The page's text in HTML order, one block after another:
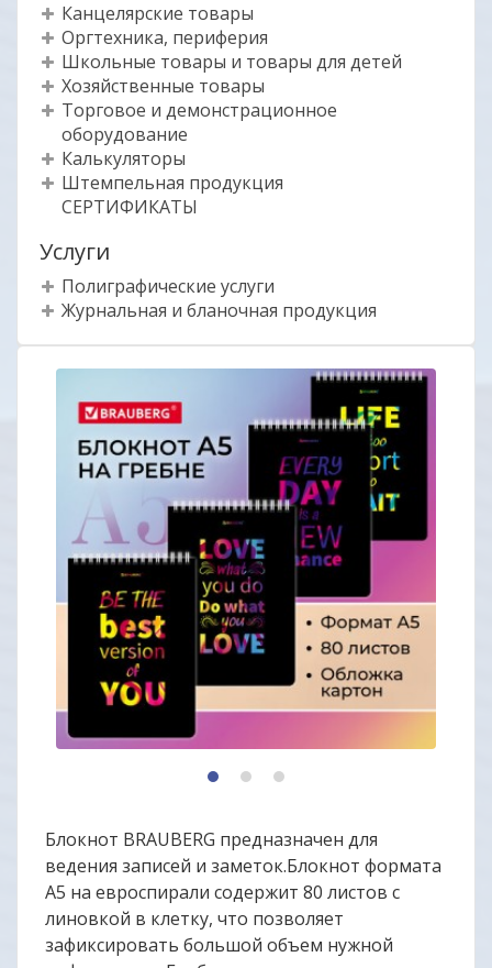
Канцелярские товары
Оргтехника, периферия
Школьные товары и товары для детей
Хозяйственные товары
Торговое и демонстрационное
оборудование
Калькуляторы
Штемпельная продукция
СЕРТИФИКАТЫ
Услуги
Полиграфические услуги
Журнальная и бланочная продукция
1 2 3
Блокнот BRAUBERG предназначен для
ведения записей и заметок.Блокнот формата
А5 на евроспирали содержит 80 листов с
линовкой в клетку, что позволяет
зафиксировать большой объем нужной